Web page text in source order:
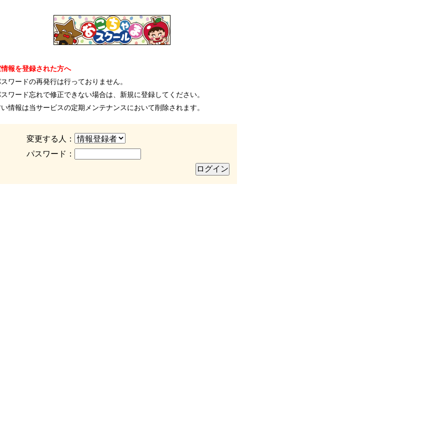
報を登録された方へ
スワードの再発行は行っておりません。
スワード忘れで修正できない場合は、新規に登録してください。
い情報は当サービスの定期メンテナンスにおいて削除されます。
変更する人：
パスワード：